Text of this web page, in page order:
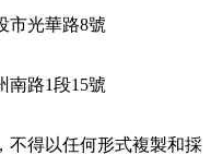
市光華路8號
南路1段15號
不得以任何形式複製和採